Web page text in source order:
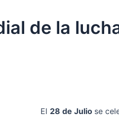
de la
El 28 de Julio se